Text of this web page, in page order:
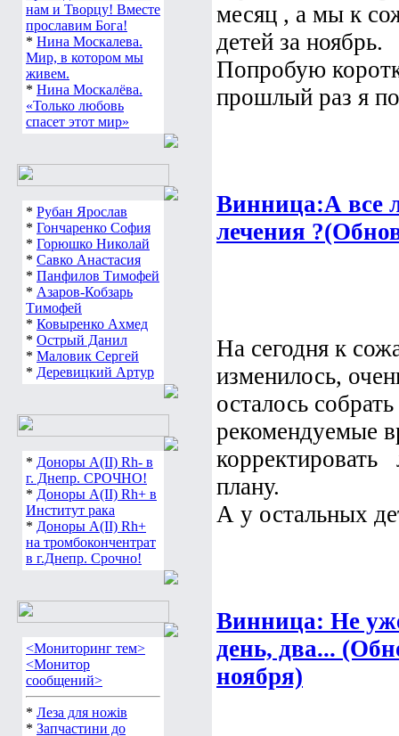
нам и Творцу! Вместе
прославим Бога!
* Нина Москалева.
Мир, в котором мы
живем.
* Нина Москалёва.
«Только любовь
спасет этот мир»
* Рубан Ярослав
* Гончаренко София
* Горюшко Николай
* Савко Анастасия
* Панфилов Тимофей
* Азаров-Кобзарь
Тимофей
* Ковыренко Ахмед
* Острый Данил
* Маловик Сергей
* Деревицкий Артур
* Доноры А(ІІ) Rh- в
г. Днепр. СРОЧНО!
* Доноры А(ІІ) Rh+ в
Институт рака
* Доноры А(ІІ) Rh+
на тромбокончентрат
в г.Днепр. Срочно!
<Мониторинг тем>
<Монитор
сообщений>
* Леза для ножів
* Запчастини до
месяц , а мы к
детей за ноябрь.
Попробую
прошлый раз я
Винница:А все
лечения
На сегодня к
изменилось,
осталось
рекомендуемые
корректировать
плану.
А у остальных
Винница: Не
день, два...
ноября)